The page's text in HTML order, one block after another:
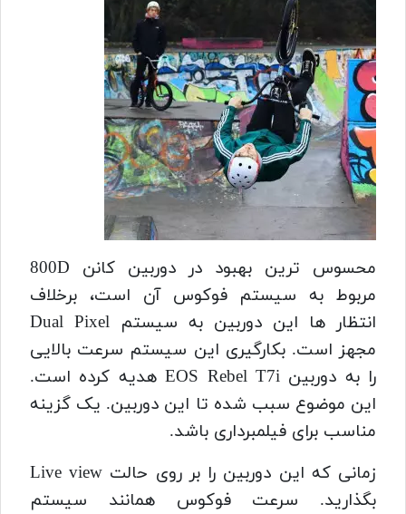
محسوس ترین بهبود در دوربین کانن 800D
مربوط به سیستم فوکوس آن است، برخلاف
انتظار ها این دوربین به سیستم Dual Pixel
مجهز است. بکارگیری این سیستم سرعت بالایی
را به دوربین EOS Rebel T7i هدیه کرده است.
این موضوع سبب شده تا این دوربین. یک گزینه
مناسب برای فیلمبرداری باشد.
زمانی که این دوربین را بر روی حالت Live view
بگذارید. سرعت فوکوس همانند سیستم